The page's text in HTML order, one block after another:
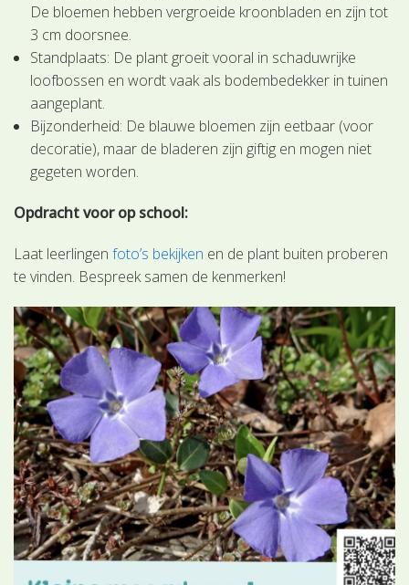
De bloemen hebben vergroeide kroonbladen en zijn tot
3 cm doorsnee.
Standplaats: De plant groeit vooral in schaduwrijke
loofbossen en wordt vaak als bodembedekker in tuinen
aangeplant.
Bijzonderheid: De blauwe bloemen zijn eetbaar (voor
decoratie), maar de bladeren zijn giftig en mogen niet
gegeten worden.
Opdracht voor op school:
Laat leerlingenfoto’s bekijken en de plant buiten proberen
te vinden. Bespreek samen de kenmerken!